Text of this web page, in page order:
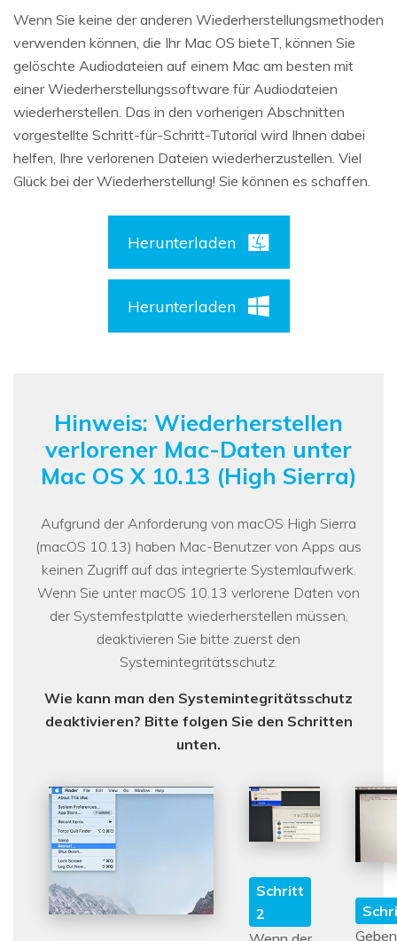
Wenn Sie keine der anderen Wiederherstellungsmethoden
verwenden können, die Ihr Mac OS bieteT, können Sie
gelöschte Audiodateien auf einem Mac am besten mit
einer Wiederherstellungssoftware für Audiodateien
wiederherstellen. Das in den vorherigen Abschnitten
vorgestellte Schritt-für-Schritt-Tutorial wird Ihnen dabei
helfen, Ihre verlorenen Dateien wiederherzustellen. Viel
Glück bei der Wiederherstellung! Sie können es schaffen.
Herunterladen
Herunterladen
Hinweis: Wiederherstellen
verlorener Mac-Daten unter
Mac OS X 10.13 (High Sierra)
Aufgrund der Anforderung von macOS High Sierra
(macOS 10.13) haben Mac-Benutzer von Apps aus
keinen Zugriff auf das integrierte Systemlaufwerk.
Wenn Sie unter macOS 10.13 verlorene Daten von
der Systemfestplatte wiederherstellen müssen,
deaktivieren Sie bitte zuerst den
Systemintegritätsschutz.
Wie kann man den Systemintegritätsschutz
deaktivieren? Bitte folgen Sie den Schritten
unten.
Schritt
2